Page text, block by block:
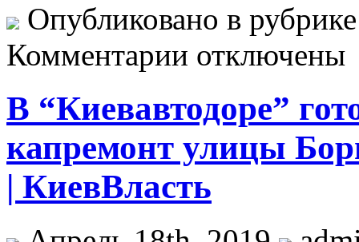
Опубликовано в
Комментарии отключены
В “Киевавтодоре”
капремонт улицы
| КиевВласть